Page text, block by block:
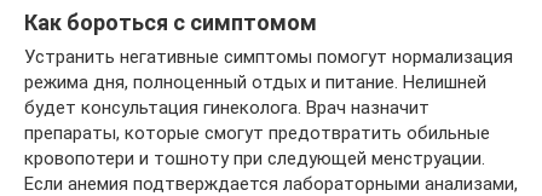
Как бороться с симптомом
Устранить негативные симптомы помогут нормализация
режима дня, полноценный отдых и питание. Нелишней
будет консультация гинеколога. Врач назначит
препараты, которые смогут предотвратить обильные
кровопотери и тошноту при следующей менструации.
Если анемия подтверждается лабораторными анализами,